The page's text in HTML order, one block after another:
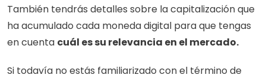
También tendrás detalles sobre la capitalización que
ha acumulado cada moneda digital para que tengas
en cuenta cuál es su relevancia en el mercado.
Si todavía no estás familiarizado con el término de